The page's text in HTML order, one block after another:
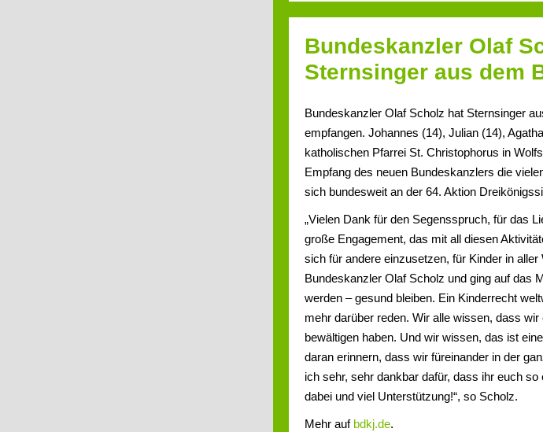
Bundeskanzler Olaf
Sternsinger aus dem
Bundeskanzler Olaf Scholz hat Sternsinger
empfangen. Johannes (14), Julian (14),
katholischen Pfarrei St. Christophorus in
Empfang des neuen Bundeskanzlers die
sich bundesweit an der 64. Aktion
„Vielen Dank für den Segensspruch, für das
große Engagement, das mit all diesen
sich für andere einzusetzen, für Kinder in
Bundeskanzler Olaf Scholz und ging auf das
werden – gesund bleiben. Ein Kinderrecht
mehr darüber reden. Wir alle wissen, dass
bewältigen haben. Und wir wissen, das ist
daran erinnern, dass wir füreinander in der
ich sehr, sehr dankbar dafür, dass ihr euch
dabei und viel Unterstützung!“, so Scholz.
Mehr auf bdkj.de.